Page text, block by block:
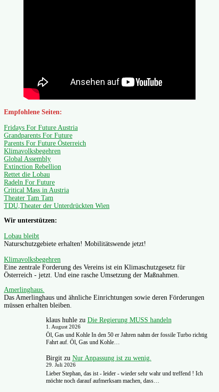
Empfohlene Seiten:
Fridays For Future Austria
Grandparents For Future
Parents For Future Österreich
Klimavolksbegehren
Global Assembly
Extinction Rebellion
Rettet die Lobau
Radeln For Future
Critical Mass in Austria
Theater Tam Tam
TDU,Theater der Unterdrückten Wien
Wir unterstützen:
Lobau bleibt
Naturschutzgebiete erhalten! Mobilitätswende jetzt!
Klimavolksbegehren
Eine zentrale Forderung des Vereins ist ein Klimaschutzgesetz für
Österreich - jetzt. Und eine rasche Umsetzung der Maßnahmen.
Amerlinghaus.
Das Amerlinghaus und ähnliche Einrichtungen sowie deren Förderungen
müssen erhalten bleiben.
klaus huhlezu Die Regierung MUSS handeln
1. August 2026
Öl, Gas und Kohle In den 50 er Jahren nahm der fossile Turbo richtig
Fahrt auf. Öl, Gas und Kohle…
Birgitzu Nur Anpassung ist zu wenig.
29. Juli 2026
Lieber Stephan, das ist - leider - wieder sehr wahr und treffend ! Ich
möchte noch darauf aufmerksam machen, dass…